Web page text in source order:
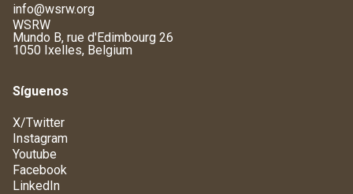
info@wsrw.org
WSRW
Mundo B, rue d'Edimbourg 26
1050 Ixelles, Belgium
Síguenos
X/Twitter
Instagram
Youtube
Facebook
LinkedIn